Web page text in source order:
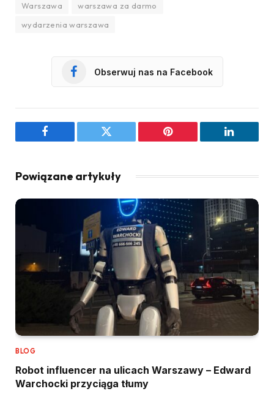
Warszawa
warszawa za darmo
wydarzenia warszawa
Obserwuj nas na Facebook
Facebook Twitter Pinterest LinkedIn
Powiązane artykuły
BLOG
Robot influencer na ulicach Warszawy – Edward
Warchocki przyciąga tłumy